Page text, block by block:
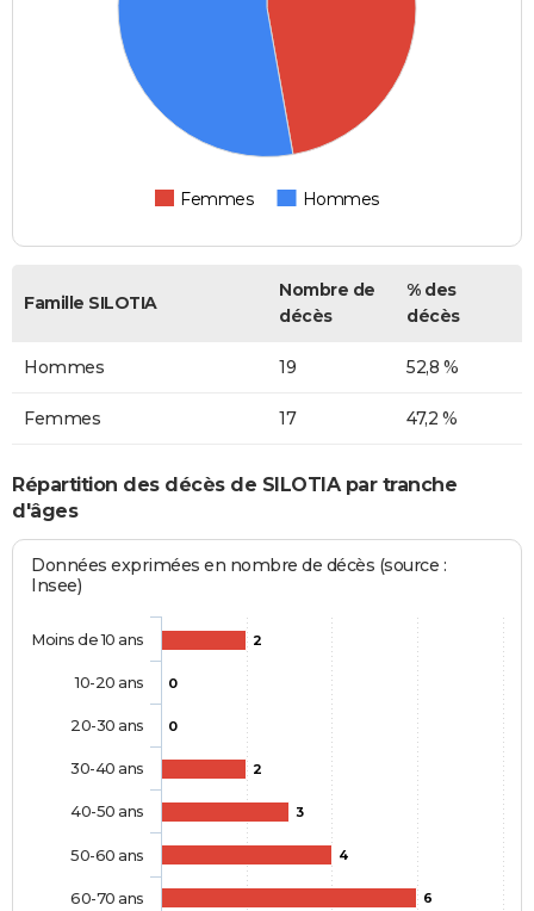
Femmes Hommes
Famille SILOTIA
Nombre de
décès
% des
décès
Hommes 19 52,8 %
Femmes 17 47,2 %
Répartition des décès de SILOTIA par tranche
d'âges
Données exprimées en nombre de décès (source :
Insee)
2
0
0
2
3
4
6
Moins de 10 ans
10-20 ans
20-30 ans
30-40 ans
40-50 ans
50-60 ans
60-70 ans